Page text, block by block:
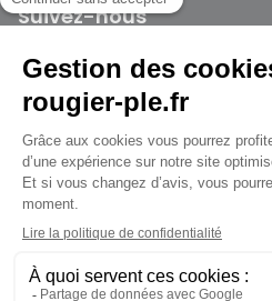
Suivez-nous
Rougier et Plé 2024 Copyright
Mentions légales
Conditions générales des ventes